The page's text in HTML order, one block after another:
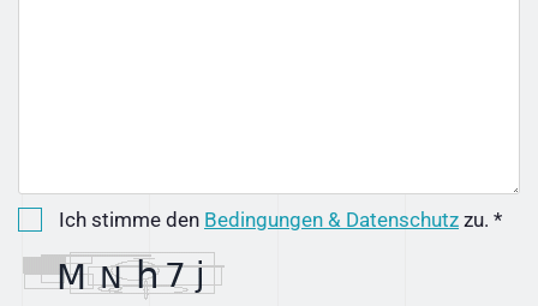
Ich stimme den Bedingungen & Datenschutz zu. *